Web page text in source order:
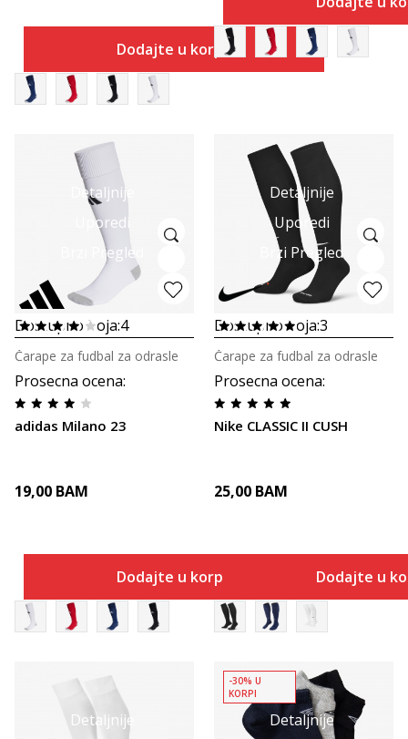
Dodajte u korpu
Detaljnije
Uporedi
Brzi Pregled
Dostupno boja:4
Prosecna ocena:
adidas Milano 23
Čarape za fudbal za odrasle
19,00 BAM
Dodajte u korpu
Detaljnije
Uporedi
Brzi Pregled
Dostupno boja:3
Prosecna ocena:
Nike CLASSIC II CUSH
Čarape za fudbal za odrasle
25,00 BAM
Dodajte u
Detaljnije
Detaljnije
-30% U
KORPI